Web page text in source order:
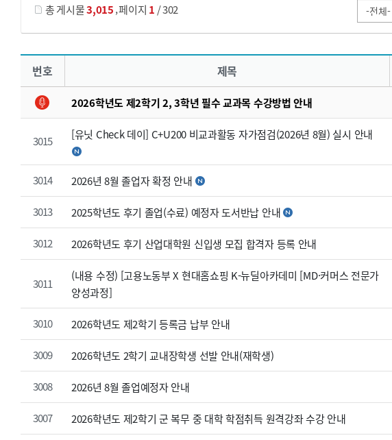
총 게시물3,015,페이지 1 / 302
공지사항 목록 으로 번호, 제목, 작성자, 조회수, 등록 일, 첨부파일로 나열 되고 있습니다.
번호 제목
2026학년도 제2학기 2, 3학년 필수 교과목 수강방법 안내
3015 [유닛 Check 데이] C+U200 비교과활동 자가점검(2026년 8월) 실시 안내
3014 2026년 8월 졸업자 확정 안내
3013 2025학년도 후기 졸업(수료) 예정자 도서반납 안내
3012 2026학년도 후기 산업대학원 신입생 모집 합격자 등록 안내
3011
(내용 수정) [고용노동부 X 현대홈쇼핑 K-뉴딜아카데미 [MD·커머스 전문가
양성과정]
3010 2026학년도 제2학기 등록금 납부 안내
3009 2026학년도 2학기 교내장학생 선발 안내(재학생)
3008 2026년 8월 졸업예정자 안내
3007 2026학년도 제2학기 군 복무 중 대학 학점취득 원격강좌 수강 안내